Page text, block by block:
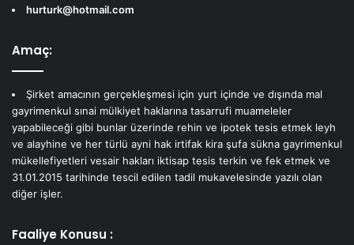
hurturk@hotmail.com
Amaç:
Şirket amacının gerçekleşmesi için yurt içinde ve dışında mal
gayrimenkul sınai mülkiyet haklarına tasarrufi muameleler
yapabileceği gibi bunlar üzerinde rehin ve ipotek tesis etmek leyh
ve alayhine ve her türlü ayni hak irtifak kira şufa sükna gayrimenkul
mükellefiyetleri vesair hakları iktisap tesis terkin ve fek etmek ve
31.01.2015 tarihinde tescil edilen tadil mukavelesinde yazılı olan
diğer işler.
Faaliye Konusu :